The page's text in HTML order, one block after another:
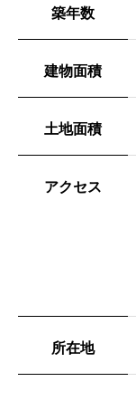
築年数
建物面積
土地面積
アクセス
所在地